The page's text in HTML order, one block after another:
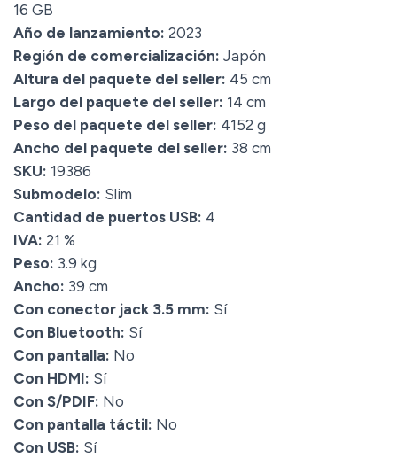
16 GB
Año de lanzamiento: 2023
Región de comercialización: Japón
Altura del paquete del seller: 45 cm
Largo del paquete del seller: 14 cm
Peso del paquete del seller: 4152 g
Ancho del paquete del seller: 38 cm
SKU: 19386
Submodelo: Slim
Cantidad de puertos USB: 4
IVA: 21 %
Peso: 3.9 kg
Ancho: 39 cm
Con conector jack 3.5 mm: Sí
Con Bluetooth: Sí
Con pantalla: No
Con HDMI: Sí
Con S/PDIF: No
Con pantalla táctil: No
Con USB: Sí